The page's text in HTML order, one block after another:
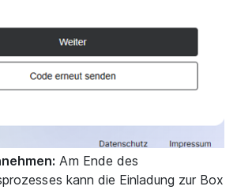
Am Ende des
kann die Einladung zur Box